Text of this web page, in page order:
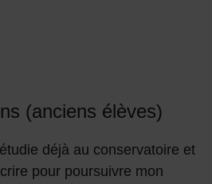
(anciens élèves)
déjà au conservatoire et
pour poursuivre mon